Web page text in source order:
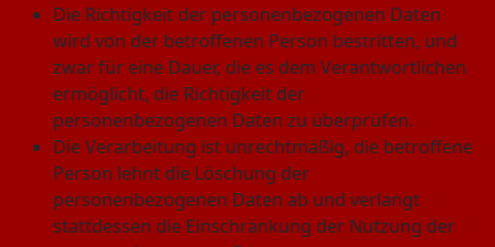
Die Richtigkeit der personenbezogenen Daten
wird von der betroffenen Person bestritten, und
zwar für eine Dauer, die es dem Verantwortlichen
ermöglicht, die Richtigkeit der
personenbezogenen Daten zu überprüfen.
Die Verarbeitung ist unrechtmäßig, die betroffene
Person lehnt die Löschung der
personenbezogenen Daten ab und verlangt
stattdessen die Einschränkung der Nutzung der